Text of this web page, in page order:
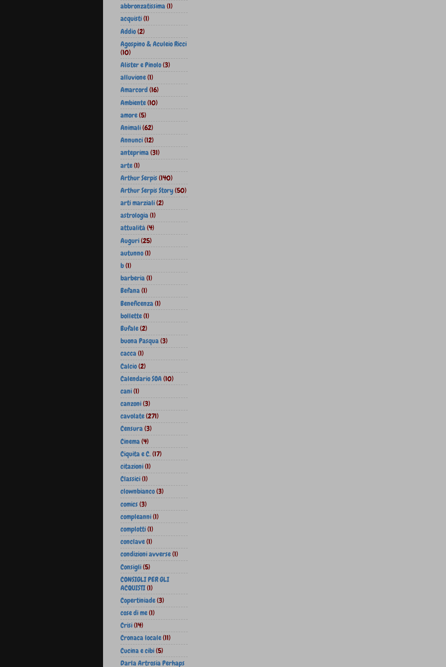
abbronzatissima(1)
acquisti(1)
Addio(2)
Agospino & Aculeio Ricci
(10)
Alister e Pinolo(3)
alluvione(1)
Amarcord(16)
Ambiente(10)
amore(5)
Animali(62)
Annunci(12)
anteprima(31)
arte(1)
Arthur Serpis(140)
Arthur Serpis Story(50)
arti marziali(2)
astrologia(1)
attualità(4)
Auguri(25)
autunno(1)
b(1)
barberia(1)
Befana(1)
Beneficenza(1)
bollette(1)
Bufale(2)
buona Pasqua(3)
cacca(1)
Calcio(2)
Calendario SOA(10)
cani(1)
canzoni(3)
cavolate(271)
Censura(3)
Cinema(4)
Ciquita e C.(17)
citazioni(1)
Classici(1)
clownbianco(3)
comics(3)
compleanni(1)
complotti(1)
conclave(1)
condizioni avverse(1)
Consigli(5)
CONSIGLI PER GLI
ACQUISTI(1)
Copertiniade(3)
cose di me(1)
Crisi(14)
Cronaca locale(11)
Cucina e cibi(5)
Darla Artrosia Perhaps